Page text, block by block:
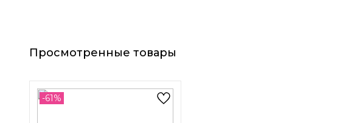
Просмотренные товары
-61%